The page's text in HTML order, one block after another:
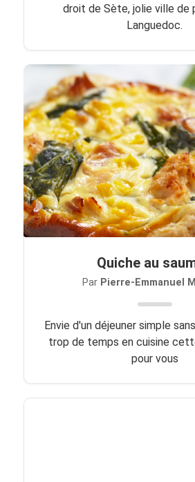
droit de Sète, jolie ville de
Languedoc.
Quiche au
Par Pierre-Emmanuel
Envie d'un déjeuner simple
trop de temps en cuisine
pour vous